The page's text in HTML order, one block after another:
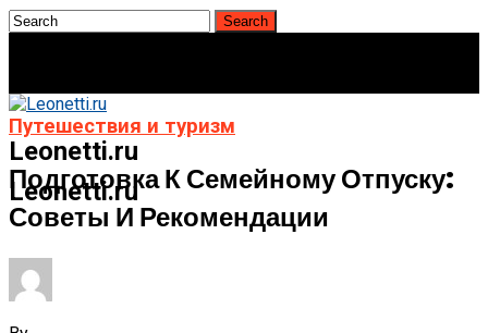
Leonetti.ru
Leonetti.ru
Путешествия и туризм
Подготовка К Семейному Отпуску:
Советы И Рекомендации